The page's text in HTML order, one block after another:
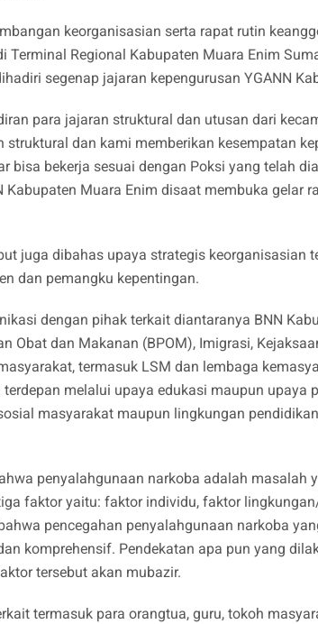
keorganisasian serta rapat rutin
Terminal Regional Kabupaten Muara Enim
segenap jajaran kepengurusan YGANN
para jajaran struktural dan utusan dari
struktural dan kami memberikan kesempatan
bisa bekerja sesuai dengan Poksi yang telah
Kabupaten Muara Enim disaat membuka gelar
juga dibahas upaya strategis keorganisasian
dan pemangku kepentingan.
dengan pihak terkait diantaranya BNN
Obat dan Makanan (BPOM), Imigrasi,
termasuk LSM dan lembaga
melalui upaya edukasi maupun upaya
masyarakat maupun lingkungan
penyalahgunaan narkoba adalah masalah
faktor yaitu: faktor individu, faktor
pencegahan penyalahgunaan narkoba
komprehensif. Pendekatan apa pun yang
tersebut akan mubazir.
termasuk para orangtua, guru, tokoh